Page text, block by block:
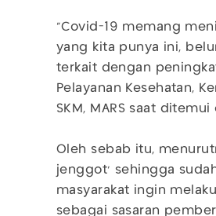
“Covid-19 memang
yang kita punya ini,
terkait dengan
Pelayanan Kesehatan,
SKM, MARS saat
Oleh sebab itu,
jenggot’ sehingga
masyarakat ingin
sebagai sasaran